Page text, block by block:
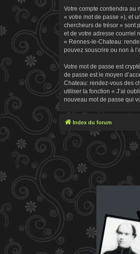
Votre compte contiendra au
« votre mot de passe »), et
chercheurs de trésor » sont
et de votre adresse courriel
« Rennes-le-Chateau:
pouvez souscrire ou non à
Votre mot de passe est
de passe est le moyen
Chateau: rendez-vous des
utiliser la fonction « J’ai
nouveau mot de passe qui
Index du forum